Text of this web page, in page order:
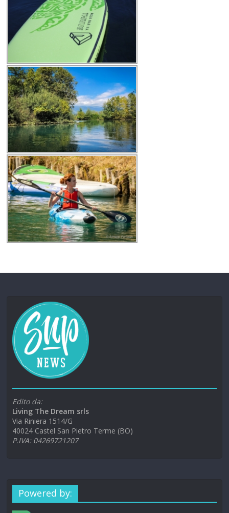
Edito da:
Living The Dream srls
Via Riniera 1514/G
40024 Castel San Pietro Terme (BO)
P.IVA: 04269721207
Powered by: